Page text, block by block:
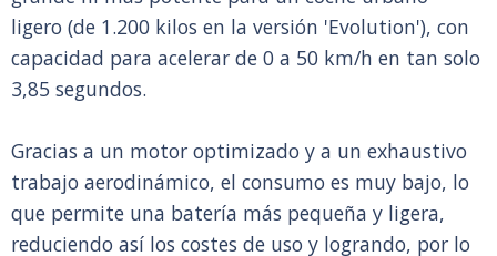
ligero (de 1.200 kilos en la versión 'Evolution'), con
capacidad para acelerar de 0 a 50 km/h en tan solo
3,85 segundos.
Gracias a un motor optimizado y a un exhaustivo
trabajo aerodinámico, el consumo es muy bajo, lo
que permite una batería más pequeña y ligera,
reduciendo así los costes de uso y logrando, por lo